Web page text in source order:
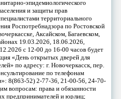
эпидемиологического
и защиты прав
территориального
Роспотребнадзора по Ростовской
Аксайском, Багаевском,
19.03.2026, 18.06.2026,
с 12-00 до 16-00 часов будет
«День открытых дверей для
по адресу: г. Новочеркасск, пер.
по телефонам
8(863-52) 2-77-36, 21-00-56, 24-70-
вопросам: права и обязанности
предпринимателей и юрлиц;